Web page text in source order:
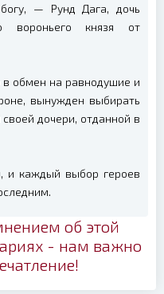
— Рунд Дага, дочь
вороньего князя от
в обмен на равнодушие и
вынужден выбирать
дочери, отданной в
и каждый выбор героев
об этой
- нам важно